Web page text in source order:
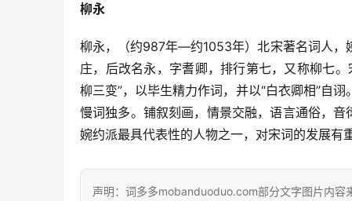
柳永
柳永，（约987年—约1053年）北宋著名词人，
庄，后改名永，字耆卿，排行第七，又称柳七
柳三变”，以毕生精力作词，并以“白衣卿相”自
慢词独多。铺叙刻画，情景交融，语言通俗，
婉约派最具代表性的人物之一，对宋词的发展有
声明：词多多mobanduoduo.com部分文字图片内容